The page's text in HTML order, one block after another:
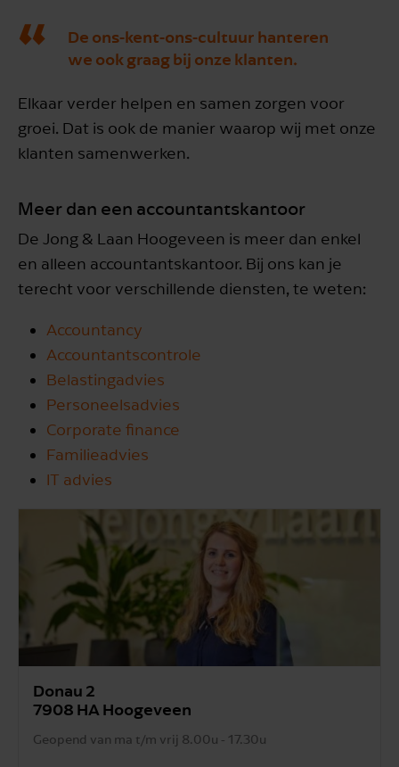
De ons-kent-ons-cultuur hanteren
we ook graag bij onze klanten.
Elkaar verder helpen en samen zorgen voor
groei. Dat is ook de manier waarop wij met onze
klanten samenwerken.
Meer dan een accountantskantoor
De Jong & Laan Hoogeveen is meer dan enkel
en alleen accountantskantoor. Bij ons kan je
terecht voor verschillende diensten, te weten:
Accountancy
Accountantscontrole
Belastingadvies
Personeelsadvies
Corporate finance
Familieadvies
IT advies
Donau 2
7908 HA Hoogeveen
Geopend van ma t/m vrij 8.00u - 17.30u